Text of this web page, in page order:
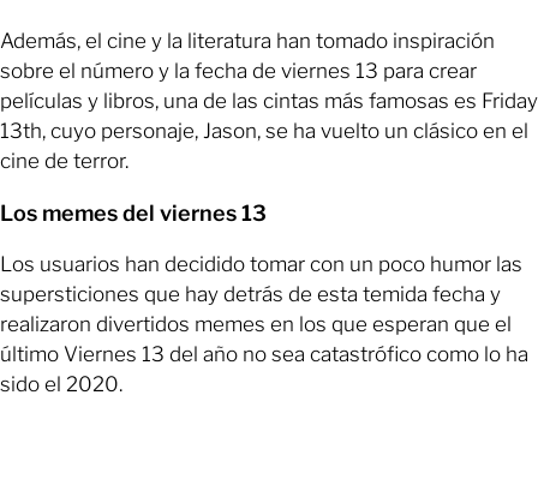
Además, el cine y la literatura han tomado inspiración
sobre el número y la fecha de viernes 13 para crear
películas y libros, una de las cintas más famosas es Friday
13th, cuyo personaje, Jason, se ha vuelto un clásico en el
cine de terror.
Los memes del viernes 13
Los usuarios han decidido tomar con un poco humor las
supersticiones que hay detrás de esta temida fecha y
realizaron divertidos memes en los que esperan que el
último Viernes 13 del año no sea catastrófico como lo ha
sido el 2020.